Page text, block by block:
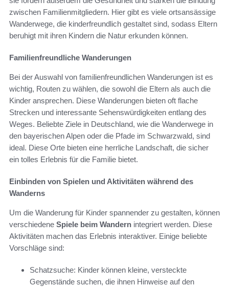
zwischen Familienmitgliedern. Hier gibt es viele ortsansässige
Wanderwege, die kinderfreundlich gestaltet sind, sodass Eltern
beruhigt mit ihren Kindern die Natur erkunden können.
Familienfreundliche Wanderungen
Bei der Auswahl von familienfreundlichen Wanderungen ist es
wichtig, Routen zu wählen, die sowohl die Eltern als auch die
Kinder ansprechen. Diese Wanderungen bieten oft flache
Strecken und interessante Sehenswürdigkeiten entlang des
Weges. Beliebte Ziele in Deutschland, wie die Wanderwege in
den bayerischen Alpen oder die Pfade im Schwarzwald, sind
ideal. Diese Orte bieten eine herrliche Landschaft, die sicher
ein tolles Erlebnis für die Familie bietet.
Einbinden von Spielen und Aktivitäten während des
Wanderns
Um die Wanderung für Kinder spannender zu gestalten, können
verschiedene Spiele beim Wandern integriert werden. Diese
Aktivitäten machen das Erlebnis interaktiver. Einige beliebte
Vorschläge sind:
Schatzsuche: Kinder können kleine, versteckte
Gegenstände suchen, die ihnen Hinweise auf den